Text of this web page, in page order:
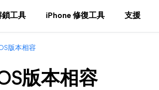
鎖工具 iPhone 修復工具 支援
版本相容
版本相容